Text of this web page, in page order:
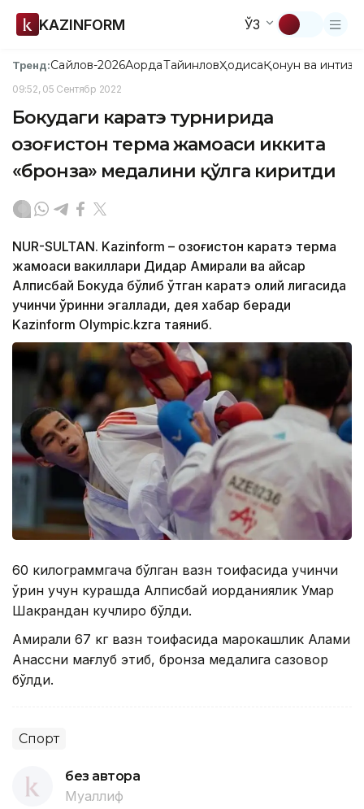
KAZINFORM ЎЗ
Тренд:Сайлов-2026АқордаТайинловҲодисаҚонун ва
09:52, 05 Сентябр 2022
Бокудаги каратэ турнирида
Қозоғистон терма жамоаси иккита
«бронза» медалини қўлга киритди
NUR-SULTAN. Kazinform – Қозоғистон каратэ терма
жамоаси вакиллари Дидар Амирали ва Қайсар
Алписбай Бокуда бўлиб ўтган каратэ олий лигасида
учинчи ўринни эгаллади, дея хабар беради
Kazinform Olympic.kzга таяниб.
60 килограммгача бўлган вазн тоифасида учинчи
ўрин учун курашда Алписбай иорданиялик Умар
Шакрандан кучлироқ бўлди.
Амирали 67 кг вазн тоифасида марокашлик Алами
Анассни мағлуб этиб, бронза медалига сазовор
бўлди.
Спорт
без автора
Муаллиф